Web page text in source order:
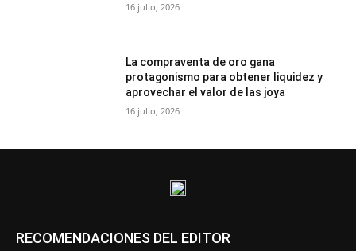
16 julio, 2026
La compraventa de oro gana
protagonismo para obtener liquidez y
aprovechar el valor de las joya
16 julio, 2026
RECOMENDACIONES DEL EDITOR